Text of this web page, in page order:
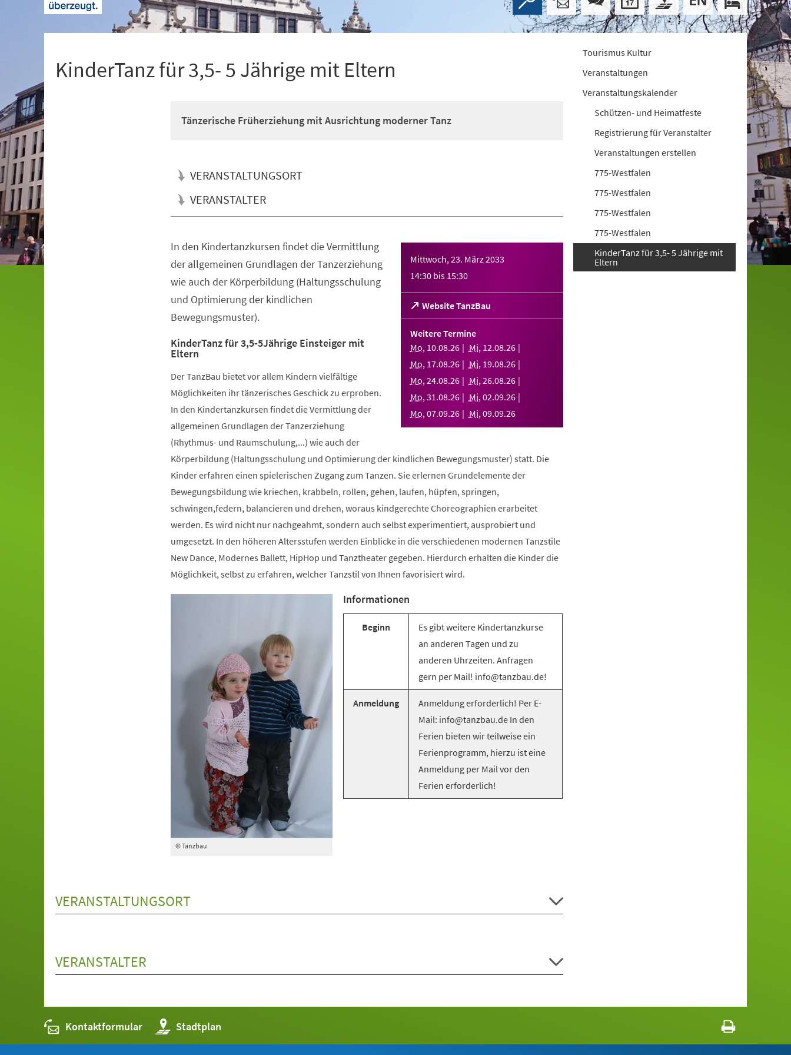
KinderTanz für 3,5- 5 Jährige mit Eltern
Tänzerische Früherziehung mit Ausrichtung moderner Tanz
VERANSTALTUNGSORT
VERANSTALTER
Mittwoch, 23. März 2033
14:30 bis 15:30
Website TanzBau
(Öffnet
in
einem
Tab)
Weitere Termine
Mo, 10.08.26 Mi, 12.08.26
Mo, 17.08.26 Mi, 19.08.26
Mo,24.08.26 Mi,26.08.26
Mo,31.08.26 Mi,02.09.26
Mo,07.09.26 Mi,09.09.26
In den Kindertanzkursen findet die Vermittlung
der allgemeinen Grundlagen der Tanzerziehung
wie auch der Körperbildung (Haltungsschulung
und Optimierung der kindlichen
Bewegungsmuster).
KinderTanz für 3,5-5Jährige Einsteiger mit
Eltern
Der TanzBau bietet vor allem Kindern vielfältige
Möglichkeiten ihr tänzerisches Geschick zu erproben.
In den Kindertanzkursen findet die Vermittlung der
allgemeinen Grundlagen der Tanzerziehung
(Rhythmus- und Raumschulung,...) wie auch der
Körperbildung (Haltungsschulung und Optimierung der kindlichen Bewegungsmuster) statt. Die
Kinder erfahren einen spielerischen Zugang zum Tanzen. Sie erlernen Grundelemente der
Bewegungsbildung wie kriechen, krabbeln, rollen, gehen, laufen, hüpfen, springen,
schwingen,federn, balancieren und drehen, woraus kindgerechte Choreographien erarbeitet
werden. Es wird nicht nur nachgeahmt, sondern auch selbst experimentiert, ausprobiert und
umgesetzt. In den höheren Altersstufen werden Einblicke in die verschiedenen modernen Tanzstile
New Dance, Modernes Ballett, HipHop und Tanztheater gegeben. Hierdurch erhalten die Kinder die
Möglichkeit, selbst zu erfahren, welcher Tanzstil von Ihnen favorisiert wird.
© Tanzbau
Informationen
Beginn
Es gibt weitere Kindertanzkurse
an anderen Tagen und zu
anderen Uhrzeiten. Anfragen
gern per Mail! info@tanzbau.de!
Anmeldung
Anmeldung erforderlich! Per E-
Mail: info@tanzbau.de In den
Ferien bieten wir teilweise ein
Ferienprogramm, hierzu ist eine
Anmeldung per Mail vor den
Ferien erforderlich!
VERANSTALTUNGSORT
VERANSTALTER
Tourismus Kultur
Veranstaltungen
Veranstaltungskalender
Schützen- und Heimatfeste
Registrierung für Veranstalter
Veranstaltungen erstellen
775-Westfalen
775-Westfalen
775-Westfalen
775-Westfalen
KinderTanz für 3,5- 5 Jährige mit
Eltern
Kontaktformular Stadtplan
(Öffnet
in
einem